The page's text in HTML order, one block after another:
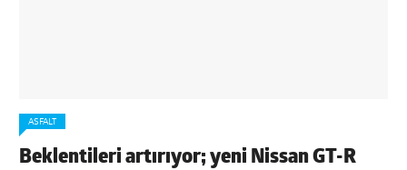
ASFALT
Beklentileri artırıyor; yeni Nissan GT-R